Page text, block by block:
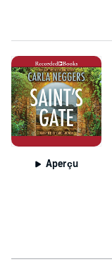
Aperçu